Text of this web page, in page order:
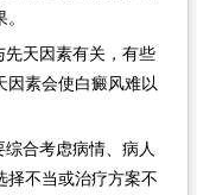
天因素有关，有些
因素会使白癜风难以
合考虑病情、病人
择不当或治疗方案不